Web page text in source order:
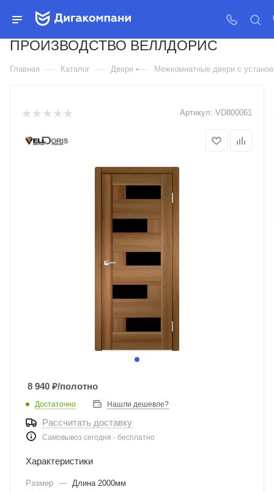
ДВЕРЬ МЕЖКОМНАТНАЯ
КОЛЛЕКЦИЯ PREMIER 5
ПРОИЗВОДСТВО ВЕЛЛДОРИС
Главная — Каталог — Двери — Межкомнатные двери с
Артикул: VD800061
8 940 ₽/полотно
Достаточно Нашли дешевле?
Рассчитать доставку
Самовывоз сегодня - бесплатно
Характеристики
Размер — Длина 2000мм